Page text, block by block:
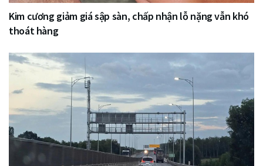
Kim cương giảm giá sập sàn, chấp nhận lỗ nặng vẫn khó
thoát hàng